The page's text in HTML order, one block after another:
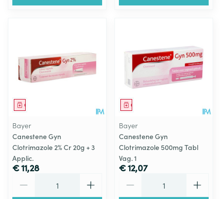
Geneesmiddel
Bayer
Canestene Gyn
Clotrimazole 2% Cr 20g + 3
Applic.
€ 11,28
Geneesmiddel
Bayer
Canestene Gyn
Clotrimazole 500mg Tabl
Vag. 1
€ 12,07